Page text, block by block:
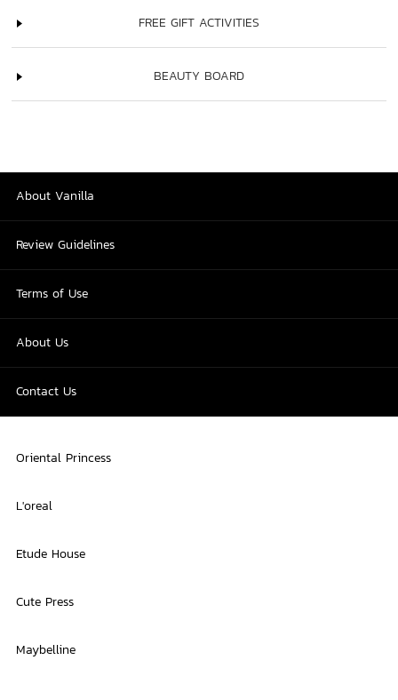
FREE GIFT ACTIVITIES
BEAUTY BOARD
About Vanilla
Review Guidelines
Terms of Use
About Us
Contact Us
Oriental Princess
L'oreal
Etude House
Cute Press
Maybelline